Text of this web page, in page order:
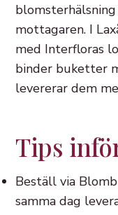
mottagaren. I
med Interfloras
binder buketter
levererar dem
Tips
Beställ via
samma dag